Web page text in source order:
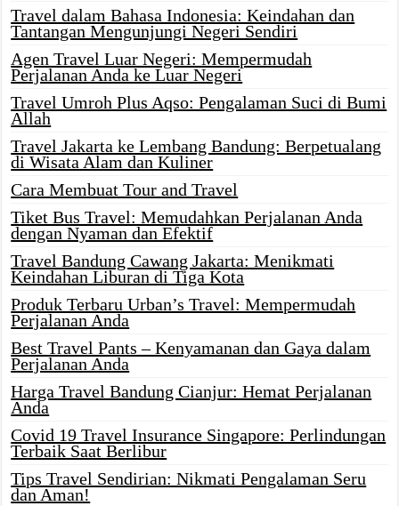
Travel dalam Bahasa Indonesia: Keindahan dan
Tantangan Mengunjungi Negeri Sendiri
Agen Travel Luar Negeri: Mempermudah
Perjalanan Anda ke Luar Negeri
Travel Umroh Plus Aqso: Pengalaman Suci di Bumi
Allah
Travel Jakarta ke Lembang Bandung: Berpetualang
di Wisata Alam dan Kuliner
Cara Membuat Tour and Travel
Tiket Bus Travel: Memudahkan Perjalanan Anda
dengan Nyaman dan Efektif
Travel Bandung Cawang Jakarta: Menikmati
Keindahan Liburan di Tiga Kota
Produk Terbaru Urban’s Travel: Mempermudah
Perjalanan Anda
Best Travel Pants – Kenyamanan dan Gaya dalam
Perjalanan Anda
Harga Travel Bandung Cianjur: Hemat Perjalanan
Anda
Covid 19 Travel Insurance Singapore: Perlindungan
Terbaik Saat Berlibur
Tips Travel Sendirian: Nikmati Pengalaman Seru
dan Aman!